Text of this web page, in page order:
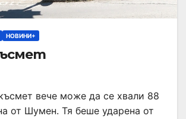
НОВИНИ+
вече може да се хвали 88
от Шумен. Тя беше ударена от